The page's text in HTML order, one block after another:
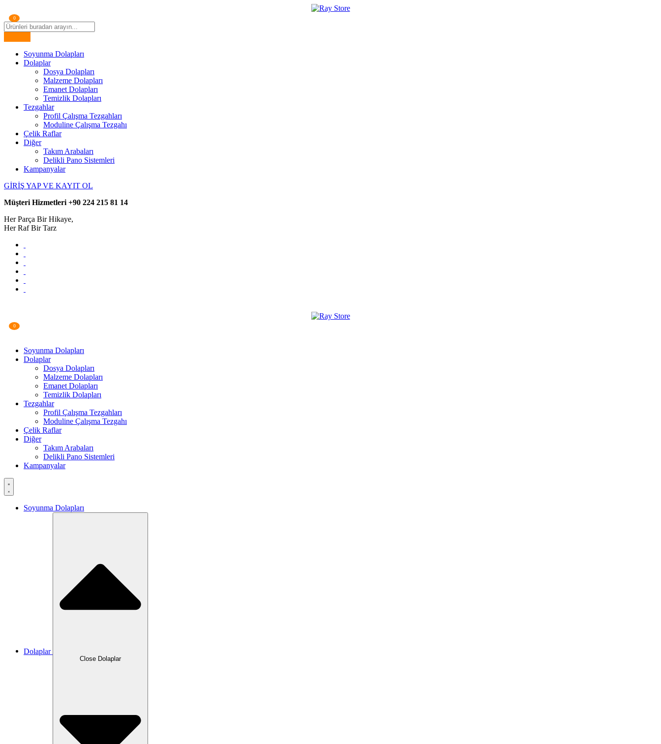
0
Soyunma Dolapları
Dolaplar
Dosya Dolapları
Malzeme Dolapları
Emanet Dolapları
Temizlik Dolapları
Tezgahlar
Profil Çalışma Tezgahları
Moduline Çalışma Tezgahı
Çelik Raflar
Diğer
Takım Arabaları
Delikli Pano Sistemleri
Kampanyalar
GİRİŞ YAP VE KAYIT OL
Müşteri Hizmetleri +90 224 215 81 14
Her Parça Bir Hikaye,
Her Raf Bir Tarz
0
Soyunma Dolapları
Dolaplar
Dosya Dolapları
Malzeme Dolapları
Emanet Dolapları
Temizlik Dolapları
Tezgahlar
Profil Çalışma Tezgahları
Moduline Çalışma Tezgahı
Çelik Raflar
Diğer
Takım Arabaları
Delikli Pano Sistemleri
Kampanyalar
Soyunma Dolapları
Dolaplar
Close Dolaplar